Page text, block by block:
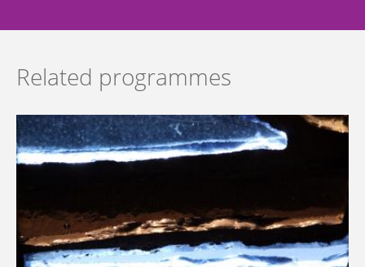
Related programmes